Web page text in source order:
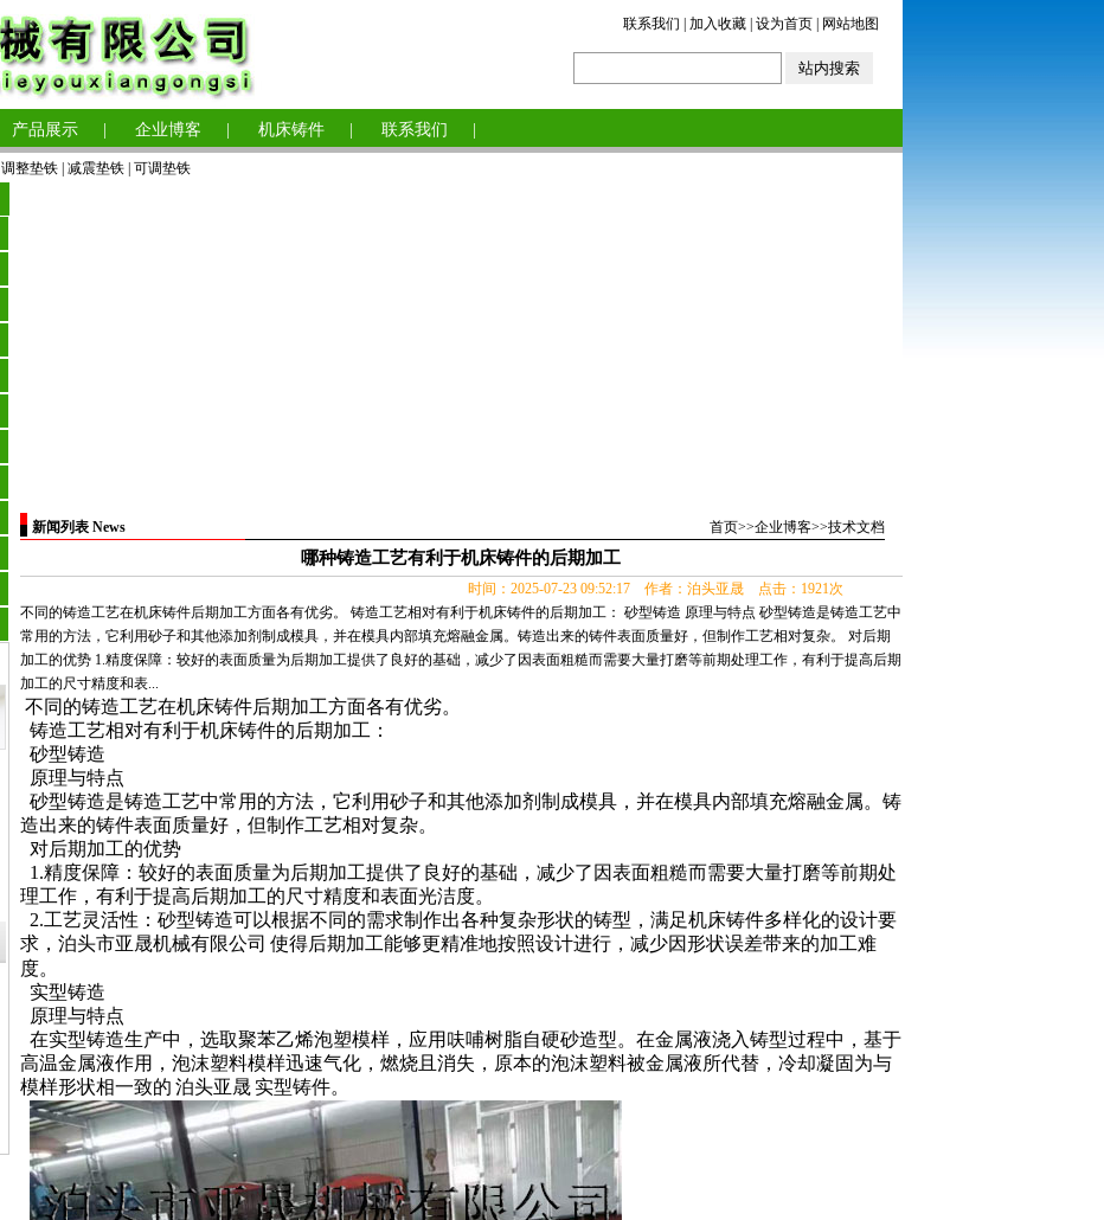
联系我们 加入收藏| 设为首页| 网站地图
产品展示 企业博客 机床铸件 联系我们
调整垫铁| 减震垫铁| 可调垫铁
新闻列表 News 首页>>企业博客>>技术文档
哪种铸造工艺有利于机床铸件的后期加工
时间：2025-07-23 09:52:17 作者：泊头亚晟 点击：1921次
不同的铸造工艺在机床铸件后期加工方面各有优劣。 铸造工艺相对有利于机床铸件的后期加工： 砂型铸造 原理与特点 砂型铸造是铸造工艺中
常用的方法，它利用砂子和其他添加剂制成模具，并在模具内部填充熔融金属。铸造出来的铸件表面质量好，但制作工艺相对复杂。 对后期
加工的优势 1.精度保障：较好的表面质量为后期加工提供了良好的基础，减少了因表面粗糙而需要大量打磨等前期处理工作，有利于提高后期
加工的尺寸精度和表...
不同的铸造工艺在机床铸件后期加工方面各有优劣。
铸造工艺相对有利于机床铸件的后期加工：
砂型铸造
原理与特点
砂型铸造是铸造工艺中常用的方法，它利用砂子和其他添加剂制成模具，并在模具内部填充熔融金属。铸
造出来的铸件表面质量好，但制作工艺相对复杂。
对后期加工的优势
1.精度保障：较好的表面质量为后期加工提供了良好的基础，减少了因表面粗糙而需要大量打磨等前期处
理工作，有利于提高后期加工的尺寸精度和表面光洁度。
2.工艺灵活性：砂型铸造可以根据不同的需求制作出各种复杂形状的铸型，满足机床铸件多样化的设计要
求，泊头市亚晟机械有限公司 使得后期加工能够更精准地按照设计进行，减少因形状误差带来的加工难
度。
实型铸造
原理与特点
在实型铸造生产中，选取聚苯乙烯泡塑模样，应用呋哺树脂自硬砂造型。在金属液浇入铸型过程中，基于
高温金属液作用，泡沫塑料模样迅速气化，燃烧且消失，原本的泡沫塑料被金属液所代替，冷却凝固为与
模样形状相一致的 泊头亚晟 实型铸件。